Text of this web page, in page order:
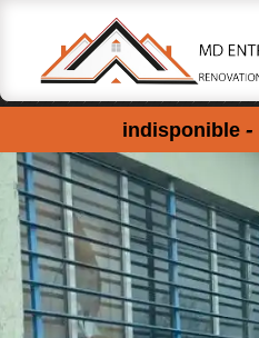
indisponible -